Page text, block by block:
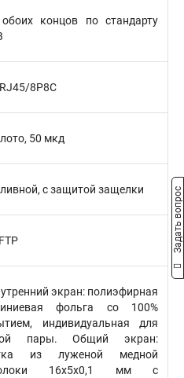
концов по стандарту
8P8C
50 мкд
с защитой защелки
экран: полиэфирная
фольга со 100%
индивидуальная для
пары. Общий экран:
из луженой медной
16x5x0,1 мм с
Задать вопрос